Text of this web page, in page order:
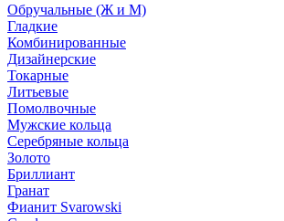
Обручальные (Ж и М)
Гладкие
Комбинированные
Дизайнерские
Токарные
Литьевые
Помолвочные
Мужские кольца
Серебряные кольца
Золото
Бриллиант
Гранат
Фианит Svarowski